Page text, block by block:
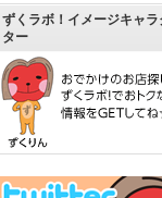
ずくラボ！イメージキャラ
ター